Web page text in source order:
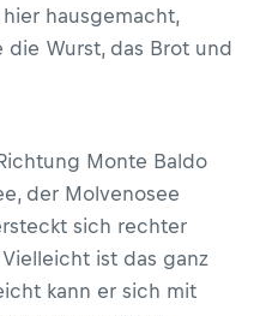
hausgemacht,
die Wurst, das Brot und
Monte Baldo
der Molvenosee
sich rechter
Vielleicht ist das ganz
kann er sich mit